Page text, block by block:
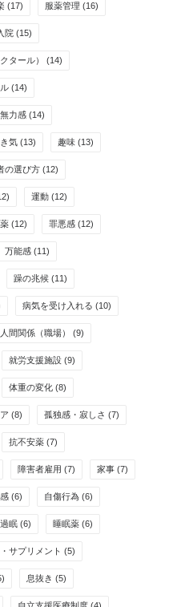
(17) 服薬管理 (16)
院 (15)
タール） (14)
(14)
力感 (14)
気 (13) 趣味 (13)
の選び方 (12)
運動 (12)
(12) 罪悪感 (12)
万能感 (11)
躁の兆候 (11)
病気を受け入れる (10)
人間関係（職場） (9)
就労支援施設 (9)
体重の変化 (8)
(8) 孤独感・寂しさ (7)
抗不安薬 (7)
障害者雇用 (7) 家事 (7)
(6) 自傷行為 (6)
過眠 (6) 睡眠薬 (6)
サプリメント (5)
息抜き (5)